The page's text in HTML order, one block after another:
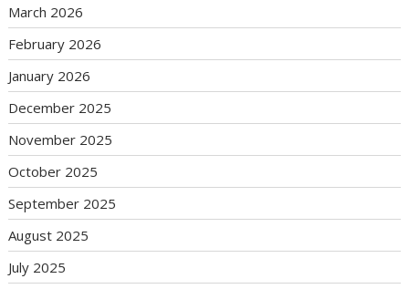
March 2026
February 2026
January 2026
December 2025
November 2025
October 2025
September 2025
August 2025
July 2025